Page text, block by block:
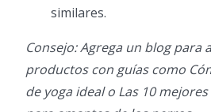
similares.
Consejo: Agrega un blog para
productos con guías como
de yoga ideal o Las 10